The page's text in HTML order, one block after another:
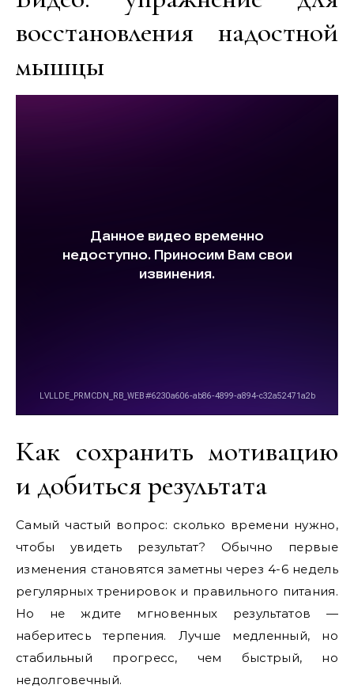
восстановления надостной
мышцы
Как сохранить мотивацию
и добиться результата
Самый частый вопрос: сколько времени нужно,
чтобы увидеть результат? Обычно первые
изменения становятся заметны через 4-6 недель
регулярных тренировок и правильного питания.
Но не ждите мгновенных результатов —
наберитесь терпения. Лучше медленный, но
стабильный прогресс, чем быстрый, но
недолговечный.